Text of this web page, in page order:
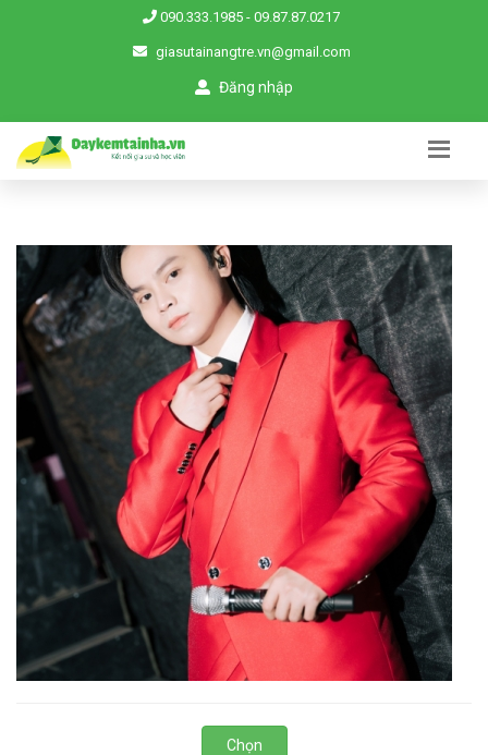
090.333.1985 - 09.87.87.0217
giasutainangtre.vn@gmail.com
Đăng nhập
Chọn